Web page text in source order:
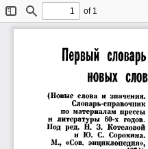
Toggle
Sidebar
Find
of 1
Первый  словарь
новых  слов
(Новые  слова  и  значения.
Словарь-справочник
по  материалам прессы
и  литературы  60-х  годов.
Под  ред.  Н.  3.  Котеловой
и  Ю.  С.  Сорокина.
М.,  «Сов.  энциклопедия»,